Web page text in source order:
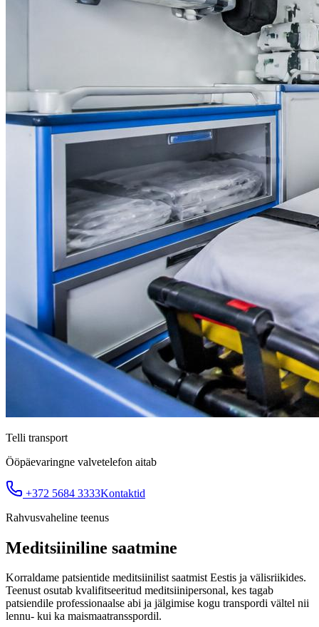
Telli transport
Ööpäevaringne valvetelefon aitab
+372 5684 3333Kontaktid
Rahvusvaheline teenus
Meditsiiniline saatmine
Korraldame patsientide meditsiinilist saatmist Eestis ja välisriikides.
Teenust osutab kvalifitseeritud meditsiinipersonal, kes tagab
patsiendile professionaalse abi ja jälgimise kogu transpordi vältel nii
lennu- kui ka maismaatransspordil.